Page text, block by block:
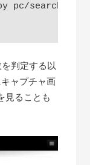
pc/search.rb
判定する以
ャプチャ画
見ることも